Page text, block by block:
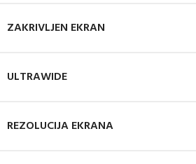
ZAKRIVLJEN EKRAN
ULTRAWIDE
REZOLUCIJA EKRANA